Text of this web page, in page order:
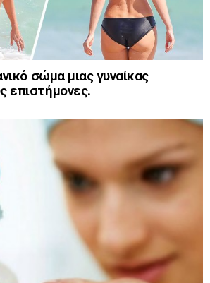
σώμα μιας γυναίκας
επιστήμονες.